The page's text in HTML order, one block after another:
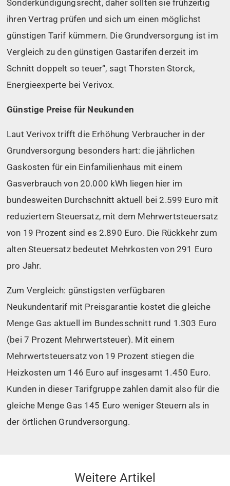
Sonderkündigungsrecht, daher sollten sie frühzeitig
ihren Vertrag prüfen und sich um einen möglichst
günstigen Tarif kümmern. Die Grundversorgung ist im
Vergleich zu den günstigen Gastarifen derzeit im
Schnitt doppelt so teuer“, sagt Thorsten Storck,
Energieexperte bei Verivox.
Günstige Preise für Neukunden
Laut Verivox trifft die Erhöhung Verbraucher in der
Grundversorgung besonders hart: die jährlichen
Gaskosten für ein Einfamilienhaus mit einem
Gasverbrauch von 20.000 kWh liegen hier im
bundesweiten Durchschnitt aktuell bei 2.599 Euro mit
reduziertem Steuersatz, mit dem Mehrwertsteuersatz
von 19 Prozent sind es 2.890 Euro. Die Rückkehr zum
alten Steuersatz bedeutet Mehrkosten von 291 Euro
pro Jahr.
Zum Vergleich: günstigsten verfügbaren
Neukundentarif mit Preisgarantie kostet die gleiche
Menge Gas aktuell im Bundesschnitt rund 1.303 Euro
(bei 7 Prozent Mehrwertsteuer). Mit einem
Mehrwertsteuersatz von 19 Prozent stiegen die
Heizkosten um 146 Euro auf insgesamt 1.450 Euro.
Kunden in dieser Tarifgruppe zahlen damit also für die
gleiche Menge Gas 145 Euro weniger Steuern als in
der örtlichen Grundversorgung.
Weitere Artikel